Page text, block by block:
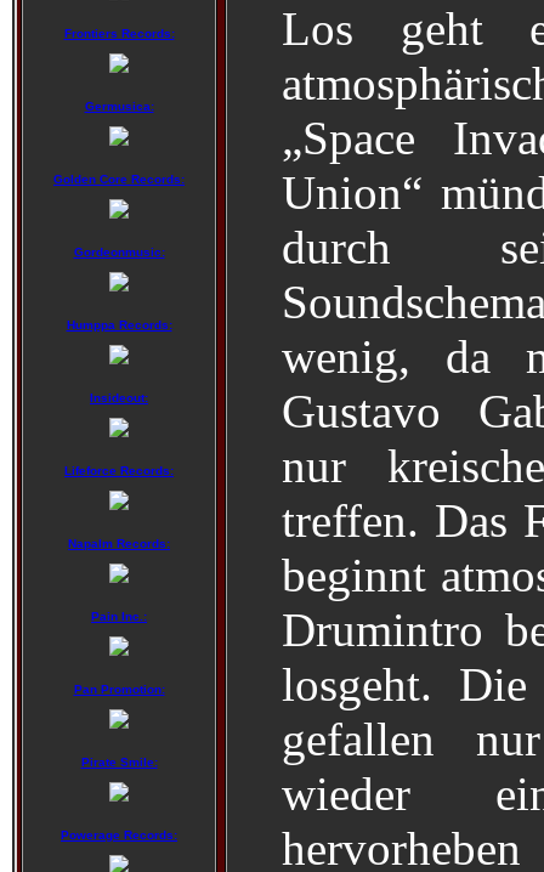
Frontiers Records:
Germusica:
Golden Core Records:
Gordeonmusic:
Humppa Records:
Insideout:
Lifeforce Records:
Napalm Records:
Pain Inc.:
Pan Promotion:
Pirate Smile:
Powerage Records:
Los geht
„Space
Union“
durch
wenig, da
Gustavo
nur
treffen. Das
beginnt
Drumintro
losgeht.
gefallen
wieder